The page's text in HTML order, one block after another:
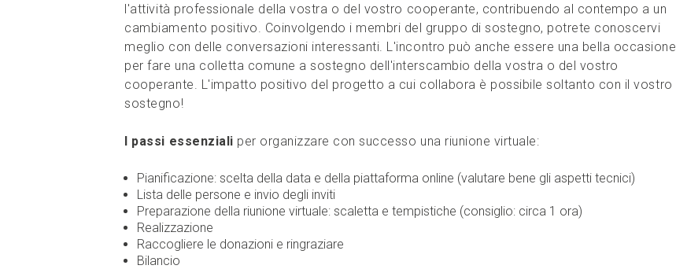
l'attività professionale della vostra o del vostro cooperante, contribuendo al contempo a un
cambiamento positivo. Coinvolgendo i membri del gruppo di sostegno, potrete conoscervi
meglio con delle conversazioni interessanti. L'incontro può anche essere una bella occasione
per fare una colletta comune a sostegno dell'interscambio della vostra o del vostro
cooperante. L'impatto positivo del progetto a cui collabora è possibile soltanto con il vostro
sostegno!
I passi essenziali per organizzare con successo una riunione virtuale:
Pianificazione: scelta della data e della piattaforma online (valutare bene gli aspetti tecnici)
Lista delle persone e invio degli inviti
Preparazione della riunione virtuale: scaletta e tempistiche (consiglio: circa 1 ora)
Realizzazione
Raccogliere le donazioni e ringraziare
Bilancio